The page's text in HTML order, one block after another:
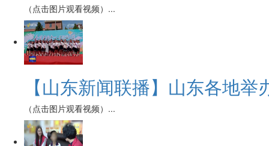
（点击图片观看视频）...
【山东新闻联播】山东各地举
（点击图片观看视频）...